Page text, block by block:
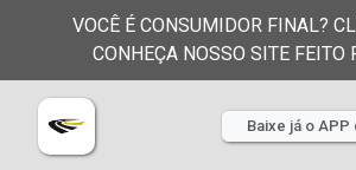
VOCÊ É CONSUMIDOR FINAL?
CONHEÇA NOSSO SITE FEITO
Baixe já o APP